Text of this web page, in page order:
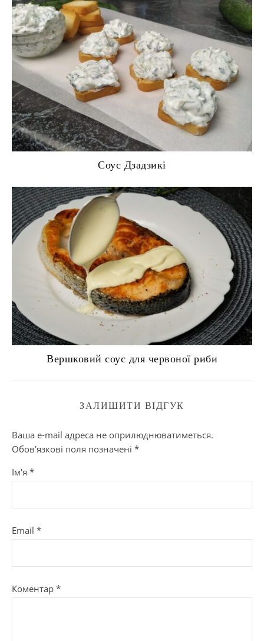
Соус Дзадзикі
Вершковий соус для червоної риби
ЗАЛИШИТИ ВІДГУК
Ваша e-mail адреса не оприлюднюватиметься.
Обов’язкові поля позначені *
Ім'я *
Email *
Коментар *